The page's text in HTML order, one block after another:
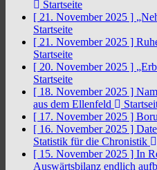
Startseite
[ 21. November 2025 ]
Startseite
[ 21. November 2025 ]
Startseite
[ 20. November 2025 ]
Startseite
[ 18. November 2025 ]
aus dem Ellenfeld
[ 17. November 2025 ]
[ 16. November 2025 ]
Statistik für die Chronistik
[ 15. November 2025 ] In
Auswärtsbilanz endlich